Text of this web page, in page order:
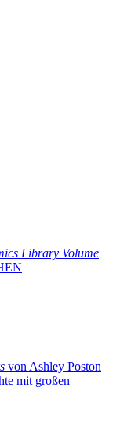
Library Volume
von Ashley Poston
mit großen